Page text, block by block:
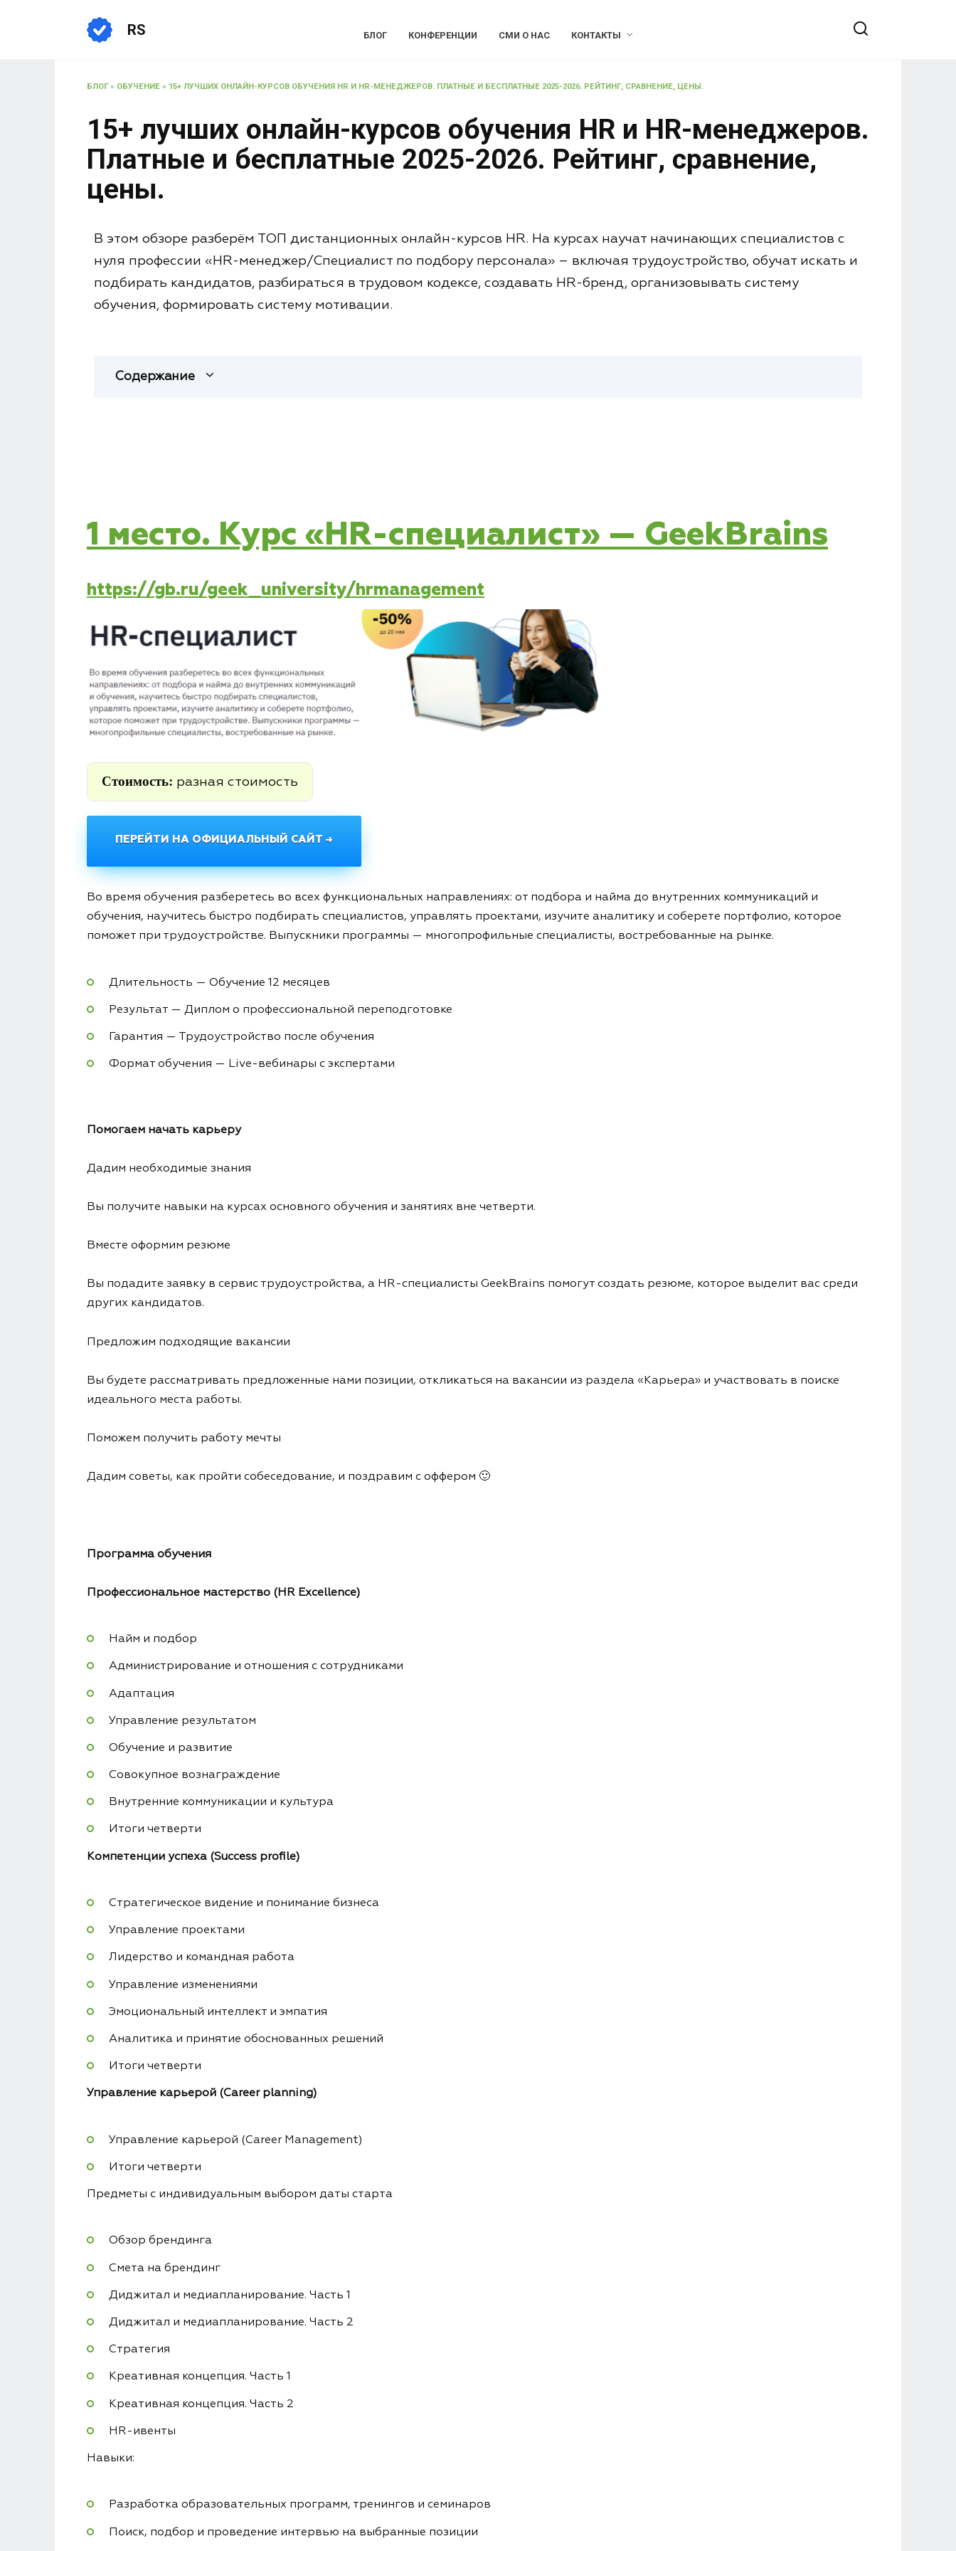
RS БЛОГ КОНФЕРЕНЦИИ СМИ О НАС КОНТАКТЫ
БЛОГ» ОБУЧЕНИЕ » 15+ ЛУЧШИХ ОНЛАЙН-КУРСОВ ОБУЧЕНИЯ HR И HR-МЕНЕДЖЕРОВ. ПЛАТНЫЕ И БЕСПЛАТНЫЕ 2025-2026. РЕЙТИНГ, СРАВНЕНИЕ, ЦЕНЫ.
15+ лучших онлайн-курсов обучения HR и HR-менеджеров.
Платные и бесплатные 2025-2026. Рейтинг, сравнение,
цены.
В этом обзоре разберём ТОП дистанционных онлайн-курсов HR. На курсах научат начинающих специалистов с
нуля профессии «HR-менеджер/Специалист по подбору персонала» – включая трудоустройство, обучат искать и
подбирать кандидатов, разбираться в трудовом кодексе, создавать HR-бренд, организовывать систему
обучения, формировать систему мотивации.
Содержание
1 место. Курс «HR-специалист» — GeekBrains
https://gb.ru/geek_university/hrmanagement
Стоимость: разная стоимость
ПЕРЕЙТИ НА ОФИЦИАЛЬНЫЙ САЙТ →
Во время обучения разберетесь во всех функциональных направлениях: от подбора и найма до внутренних коммуникаций и
обучения, научитесь быстро подбирать специалистов, управлять проектами, изучите аналитику и соберете портфолио, которое
поможет при трудоустройстве. Выпускники программы — многопрофильные специалисты, востребованные на рынке.
Длительность — Обучение 12 месяцев
Результат — Диплом о профессиональной переподготовке
Гарантия — Трудоустройство после обучения
Формат обучения — Live-вебинары с экспертами
Помогаем начать карьеру
Дадим необходимые знания
Вы получите навыки на курсах основного обучения и занятиях вне четверти.
Вместе оформим резюме
Вы подадите заявку в сервис трудоустройства, а HR-специалисты GeekBrains помогут создать резюме, которое выделит вас среди
других кандидатов.
Предложим подходящие вакансии
Вы будете рассматривать предложенные нами позиции, откликаться на вакансии из раздела «Карьера» и участвовать в поиске
идеального места работы.
Поможем получить работу мечты
Дадим советы, как пройти собеседование, и поздравим с оффером 🙂
Программа обучения
Профессиональное мастерство (HR Excellence)
Найм и подбор
Администрирование и отношения с сотрудниками
Адаптация
Управление результатом
Обучение и развитие
Совокупное вознаграждение
Внутренние коммуникации и культура
Итоги четверти
Компетенции успеха (Success profile)
Стратегическое видение и понимание бизнеса
Управление проектами
Лидерство и командная работа
Управление изменениями
Эмоциональный интеллект и эмпатия
Аналитика и принятие обоснованных решений
Итоги четверти
Управление карьерой (Career planning)
Управление карьерой (Career Management)
Итоги четверти
Предметы с индивидуальным выбором даты старта
Обзор брендинга
Смета на брендинг
Диджитал и медиапланирование. Часть 1
Диджитал и медиапланирование. Часть 2
Стратегия
Креативная концепция. Часть 1
Креативная концепция. Часть 2
HR-ивенты
Навыки:
Разработка образовательных программ, тренингов и семинаров
Поиск, подбор и проведение интервью на выбранные позиции